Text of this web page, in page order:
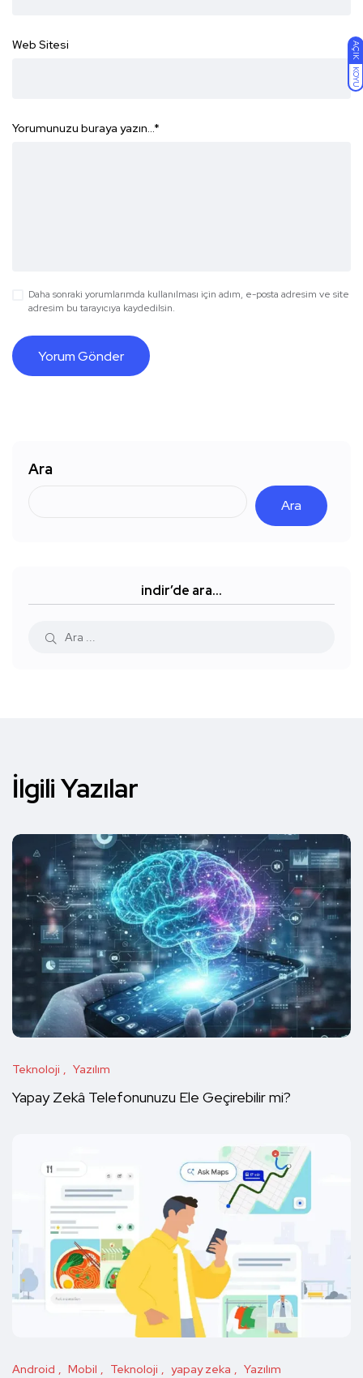
AÇIK
KOYU
Web Sitesi
Yorumunuzu buraya yazın...*
Daha sonraki yorumlarımda kullanılması için adım, e-posta adresim ve site
adresim bu tarayıcıya kaydedilsin.
Ara
Ara
indir’de ara…
İlgili Yazılar
Teknoloji Yazılım
Yapay Zekâ Telefonunuzu Ele Geçirebilir mi?
Android Mobil Teknoloji yapay zeka Yazılım